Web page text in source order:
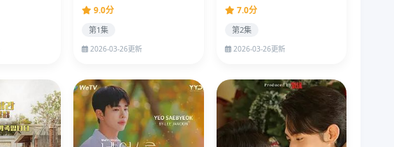
9.0分
第1集
2026-03-26更新
7.0分
第2集
2026-03-26更新